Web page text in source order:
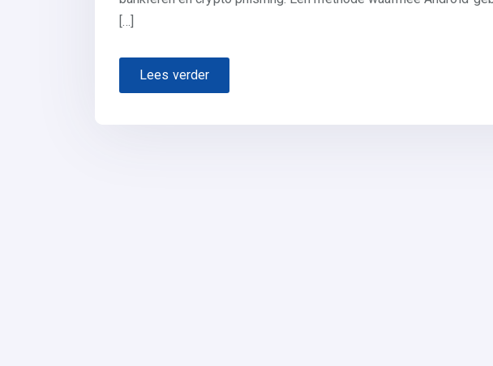
[…]
Lees verder